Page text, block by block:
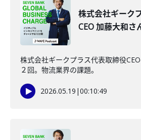
株式会社ギーク
CEO 加藤大和さ
株式会社ギークプラス代表取締役
２回。物流業界の課題。
2026.05.19 |00:10:49